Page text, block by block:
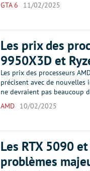
GTA 6
11/02/2025
Les prix des
9950X3D et
Les prix des processeurs
précisent avec de nouvelles
ne devraient pas beaucoup
AMD
10/02/2025
Les RTX 5090
problèmes